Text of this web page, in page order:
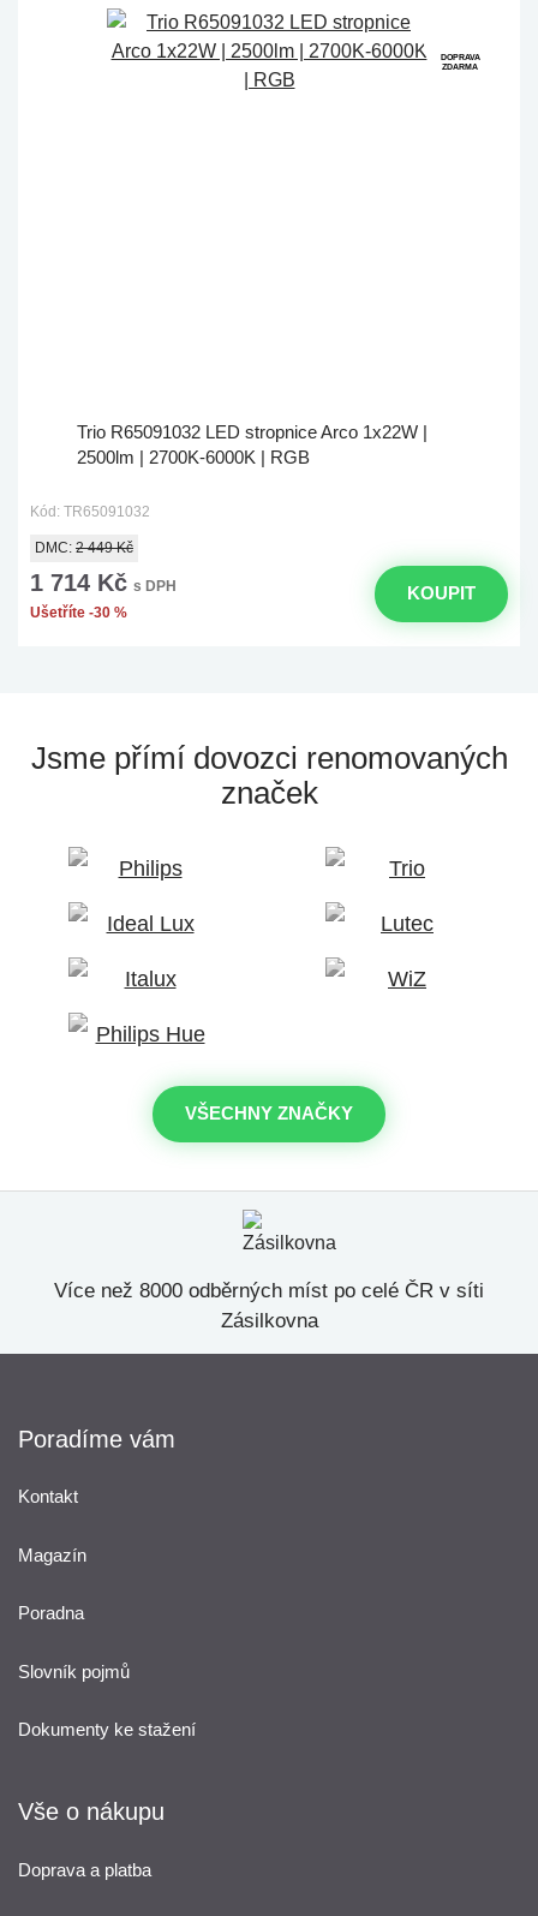
DOPRAVA
ZDARMA
Trio R65091032 LED stropnice Arco 1x22W |
2500lm | 2700K-6000K | RGB
Kód: TR65091032
DMC: 2 449 Kč
1 714 Kč s DPH
Ušetříte -30 %
KOUPIT
Jsme přímí dovozci renomovaných
značek
VŠECHNY ZNAČKY
Více než 8000 odběrných míst po celé ČR v síti
Zásilkovna
Poradíme vám
Kontakt
Magazín
Poradna
Slovník pojmů
Dokumenty ke stažení
Vše o nákupu
Doprava a platba